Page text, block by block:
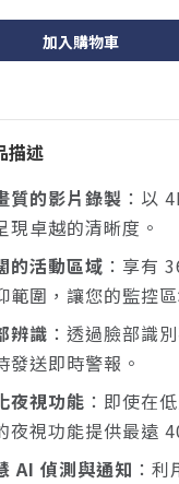
加入購物車
描述
質的影片錄製 ：以
現卓越的清晰度。
的活動區域 ：享有
範圍，讓您的監控
辨識 ：透過臉部識
發送即時警報。
夜視功能 ：即使在
夜視功能提供最遠
AI 偵測與通知 ：